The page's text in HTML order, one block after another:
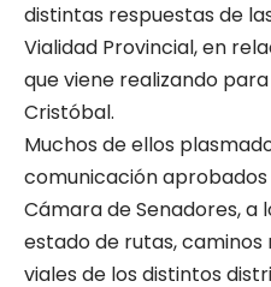
distintas respuestas de
Vialidad Provincial, en
que viene realizando
Cristóbal.
Muchos de ellos
comunicación
Cámara de Senadores,
estado de rutas, caminos
viales de los distintos